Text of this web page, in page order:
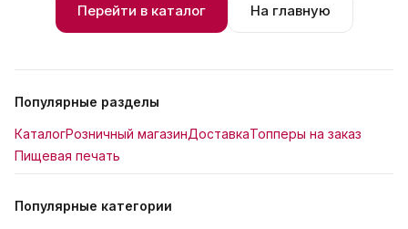
Перейти в каталог На главную
Популярные разделы
КаталогРозничный магазинДоставкаТопперы на заказ
Пищевая печать
Популярные категории